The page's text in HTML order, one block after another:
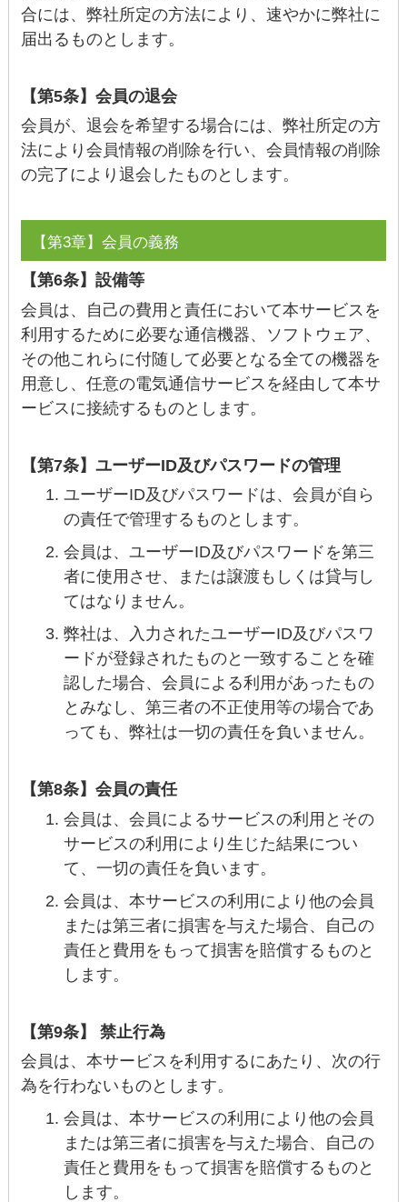
合には、弊社所定の方法により、速やかに弊社に
届出るものとします。
【第5条】会員の退会
会員が、退会を希望する場合には、弊社所定の方
法により会員情報の削除を行い、会員情報の削除
の完了により退会したものとします。
【第3章】会員の義務
【第6条】設備等
会員は、自己の費用と責任において本サービスを
利用するために必要な通信機器、ソフトウェア、
その他これらに付随して必要となる全ての機器を
用意し、任意の電気通信サービスを経由して本サ
ービスに接続するものとします。
【第7条】ユーザーID及びパスワードの管理
ユーザーID及びパスワードは、会員が自ら
の責任で管理するものとします。
会員は、ユーザーID及びパスワードを第三
者に使用させ、または譲渡もしくは貸与し
てはなりません。
弊社は、入力されたユーザーID及びパスワ
ードが登録されたものと一致することを確
認した場合、会員による利用があったもの
とみなし、第三者の不正使用等の場合であ
っても、弊社は一切の責任を負いません。
【第8条】会員の責任
会員は、会員によるサービスの利用とその
サービスの利用により生じた結果につい
て、一切の責任を負います。
会員は、本サービスの利用により他の会員
または第三者に損害を与えた場合、自己の
責任と費用をもって損害を賠償するものと
します。
【第9条】 禁止行為
会員は、本サービスを利用するにあたり、次の行
為を行わないものとします。
会員は、本サービスの利用により他の会員
または第三者に損害を与えた場合、自己の
責任と費用をもって損害を賠償するものと
します。